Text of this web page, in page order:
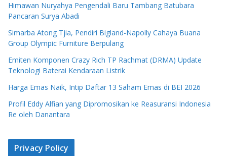
Himawan Nuryahya Pengendali Baru Tambang Batubara
Pancaran Surya Abadi
Simarba Atong Tjia, Pendiri Bigland-Napolly Cahaya Buana
Group Olympic Furniture Berpulang
Emiten Komponen Crazy Rich TP Rachmat (DRMA) Update
Teknologi Baterai Kendaraan Listrik
Harga Emas Naik, Intip Daftar 13 Saham Emas di BEI 2026
Profil Eddy Alfian yang Dipromosikan ke Reasuransi Indonesia
Re oleh Danantara
Privacy Policy